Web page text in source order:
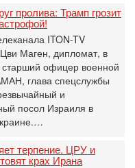
пролива: Трамп грозит
ITON-TV
Маген, дипломат, в
офицер военной
глава спецслужбы
и
посол Израиля в
терпение. ЦРУ и
крах Ирана